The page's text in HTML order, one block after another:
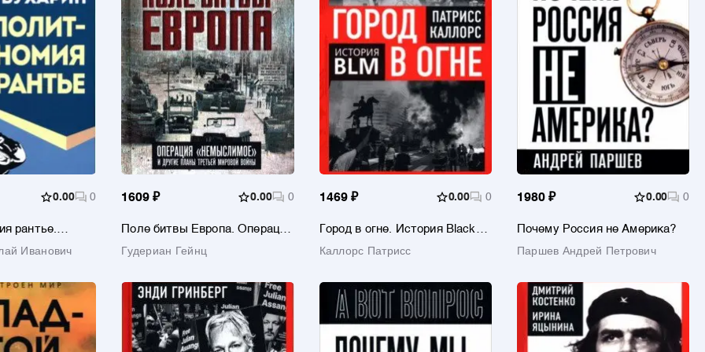
0.00 0
рантье.
Иванович
1609 ₽ 0.00 0
Поле битвы Европа. Операция
Третьей Мировой войны
Гудериан Гейнц
1469 ₽ 0.00 0
Город в огне. История Black
Каллорс Патрисс
1980 ₽ 0.00 0
Почему Россия не Америка?
Паршев Андрей Петрович